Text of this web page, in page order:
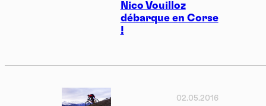
Nico Vouilloz
débarque en Corse
!
02.05.2016